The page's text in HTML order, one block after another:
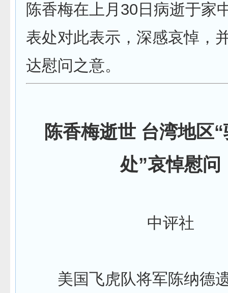
陈香梅在上月30日病逝于家
表处对此表示，深感哀悼，
达慰问之意。
陈香梅逝世 台湾地区
处”哀悼慰问
中评社
美国飞虎队将军陈纳德